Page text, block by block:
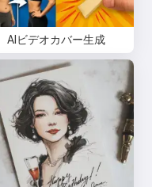
AIビデオカバー生成